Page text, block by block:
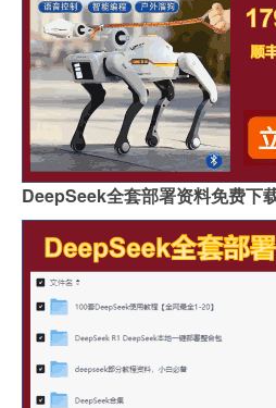
DeepSeek全套部署资料免费下